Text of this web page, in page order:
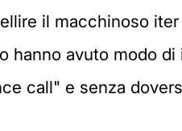
il macchinoso
hanno avuto modo di
call" e senza